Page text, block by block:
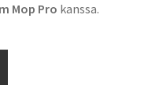
Mop Pro kanssa.